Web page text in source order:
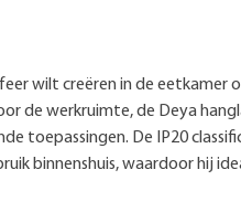
wilt creëren in de eetkamer
de werkruimte, de Deya
toepassingen. De IP20
binnenshuis, waardoor hij